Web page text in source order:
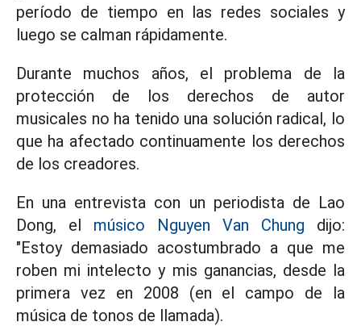
período de tiempo en las redes sociales y
luego se calman rápidamente.
Durante muchos años, el problema de la
protección de los derechos de autor
musicales no ha tenido una solución radical, lo
que ha afectado continuamente los derechos
de los creadores.
En una entrevista con un periodista de Lao
Dong, el músico Nguyen Van Chung dijo:
"Estoy demasiado acostumbrado a que me
roben mi intelecto y mis ganancias, desde la
primera vez en 2008 (en el campo de la
música de tonos de llamada).